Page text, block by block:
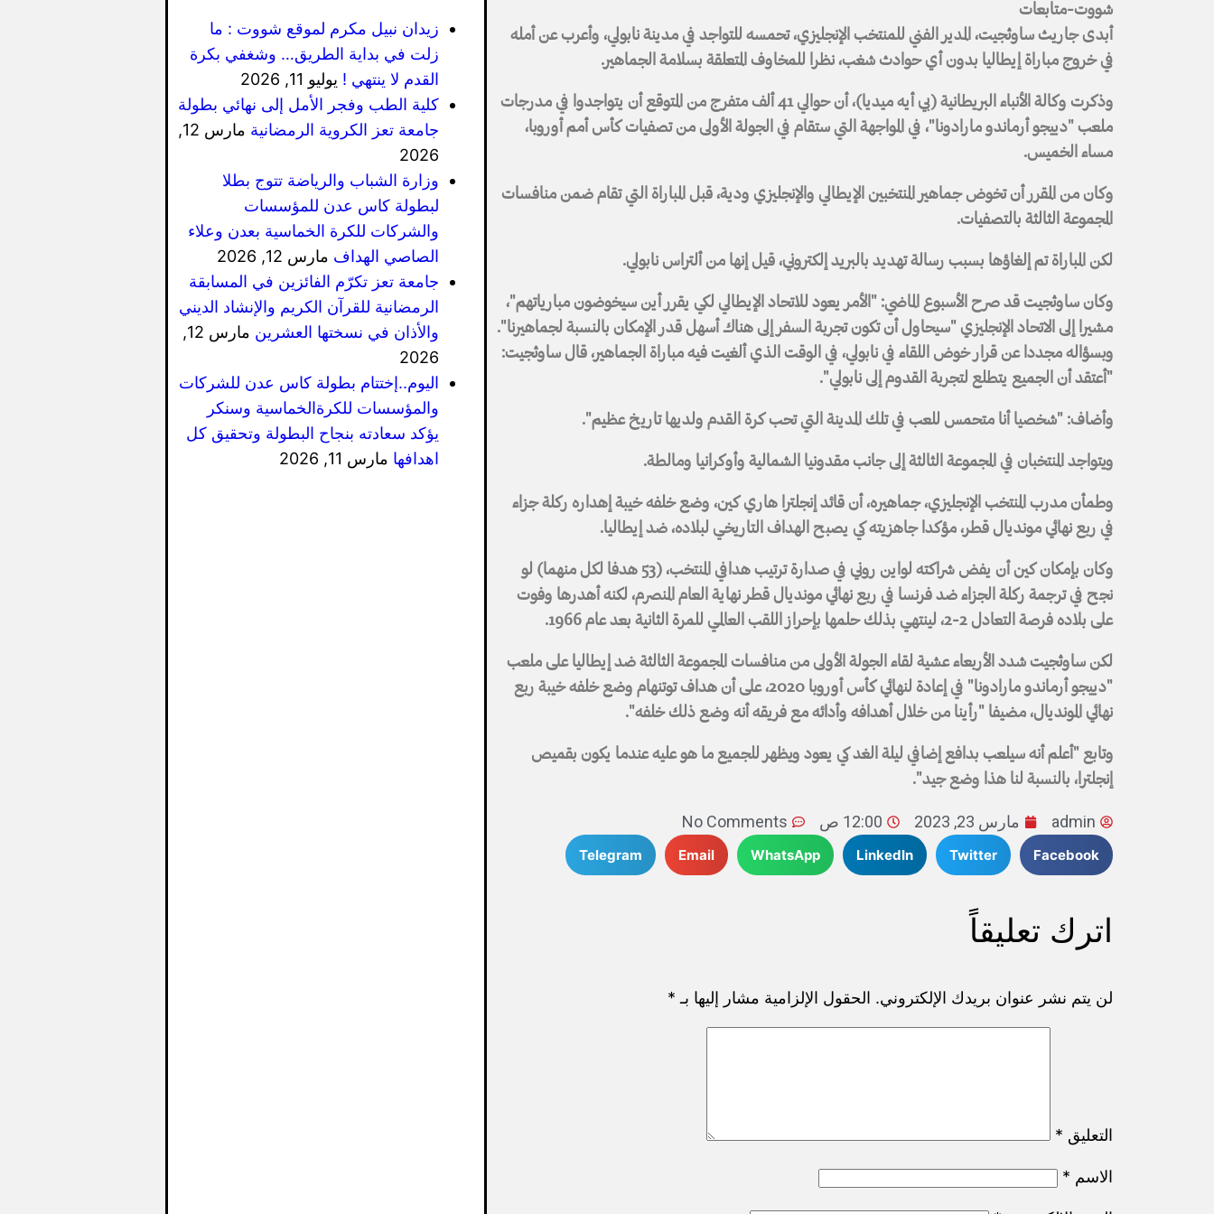
شووت-متابعات
أبدى جاريث ساوثجيت، المدير الفني للمنتخب الإنجليزي، تحمسه للتواجد في مدينة نابولي، وأعرب عن أمله
في خروج مباراة إيطاليا بدون أي حوادث شغب، نظرا للمخاوف المتعلقة بسلامة الجماهير.
وذكرت وكالة الأنباء البريطانية (بي أيه ميديا)، أن حوالي 41 ألف متفرج من المتوقع أن يتواجدوا في مدرجات
ملعب "دييجو أرماندو مارادونا"، في المواجهة التي ستقام في الجولة الأولى من تصفيات كأس أمم أوروبا،
مساء الخميس.
وكان من المقرر أن تخوض جماهير المنتخبين الإيطالي والإنجليزي ودية، قبل المباراة التي تقام ضمن منافسات
المجموعة الثالثة بالتصفيات.
لكن المباراة تم إلغاؤها بسبب رسالة تهديد بالبريد إلكتروني، قيل إنها من ألتراس نابولي.
وكان ساوثجيت قد صرح الأسبوع الماضي: "الأمر يعود للاتحاد الإيطالي لكي يقرر أين سيخوضون مبارياتهم"،
مشيرا إلى الاتحاد الإنجليزي "سيحاول أن تكون تجربة السفر إلى هناك أسهل قدر الإمكان بالنسبة لجماهيرنا".
وبسؤاله مجددا عن قرار خوض اللقاء في نابولي، في الوقت الذي ألغيت فيه مباراة الجماهير، قال ساوثجيت:
"أعتقد أن الجميع يتطلع لتجربة القدوم إلى نابولي".
وأضاف: "شخصيا أنا متحمس للعب في تلك المدينة التي تحب كرة القدم ولديها تاريخ عظيم".
ويتواجد المنتخبان في المجموعة الثالثة إلى جانب مقدونيا الشمالية وأوكرانيا ومالطة.
وطمأن مدرب المنتخب الإنجليزي، جماهيره، أن قائد إنجلترا هاري كين، وضع خلفه خيبة إهداره ركلة جزاء
في ربع نهائي مونديال قطر، مؤكدا جاهزيته كي يصبح الهداف التاريخي لبلاده، ضد إيطاليا.
وكان بإمكان كين أن يفض شراكته لواين روني في صدارة ترتيب هدافي المنتخب، (53 هدفا لكل منهما) لو
نجح في ترجمة ركلة الجزاء ضد فرنسا في ربع نهائي مونديال قطر نهاية العام المنصرم، لكنه أهدرها وفوت
على بلاده فرصة التعادل 2-2، لينتهي بذلك حلمها بإحراز اللقب العالمي للمرة الثانية بعد عام 1966.
لكن ساوثجيت شدد الأربعاء عشية لقاء الجولة الأولى من منافسات المجموعة الثالثة ضد إيطاليا على ملعب
"دييجو أرماندو مارادونا" في إعادة لنهائي كأس أوروبا 2020، على أن هداف توتنهام وضع خلفه خيبة ربع
نهائي المونديال، مضيفا "رأينا من خلال أهدافه وأدائه مع فريقه أنه وضع ذلك خلفه".
وتابع "أعلم أنه سيلعب بدافع إضافي ليلة الغد كي يعود ويظهر للجميع ما هو عليه عندما يكون بقميص
إنجلترا، بالنسبة لنا هذا وضع جيد".
admin مارس 23, 2023 12:00 ص No Comments
Facebook
Twitter
LinkedIn
WhatsApp
Email
Telegram
اترك تعليقاً
لن يتم نشر عنوان بريدك الإلكتروني. الحقول الإلزامية مشار إليها بـ *
التعليق *
الاسم *
زيدان نبيل مكرم لموقع شووت : ما
زلت في بداية الطريق… وشغفي بكرة
القدم لا ينتهي ! يوليو 11, 2026
كلية الطب وفجر الأمل إلى نهائي بطولة
جامعة تعز الكروية الرمضانية
مارس 12,
2026
وزارة الشباب والرياضة تتوج بطلا
لبطولة كاس عدن للمؤسسات
والشركات للكرة الخماسية بعدن وعلاء
الصاصي الهداف مارس 12, 2026
جامعة تعز تكرّم الفائزين في المسابقة
الرمضانية للقرآن الكريم والإنشاد الديني
والأذان في نسختها العشرين
مارس 12,
2026
اليوم..إختتام بطولة كاس عدن للشركات
والمؤسسات للكرةالخماسية وسنكر
يؤكد سعادته بنجاح البطولة وتحقيق كل
اهدافها مارس 11, 2026